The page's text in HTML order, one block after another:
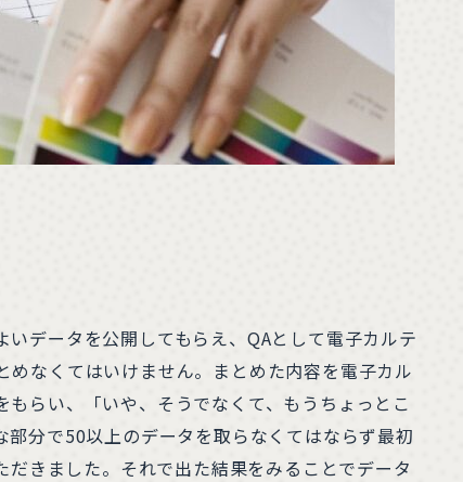
データを公開してもらえ、QAとして電子カルテ
なくてはいけません。まとめた内容を電子カル
らい、「いや、そうでなくて、もうちょっとこ
分で50以上のデータを取らなくてはならず最初
きました。それで出た結果をみることでデータ